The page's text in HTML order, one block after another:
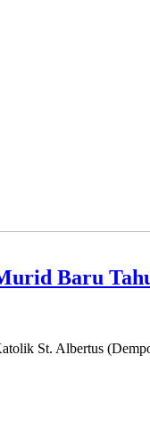
Baru
St. Albertus